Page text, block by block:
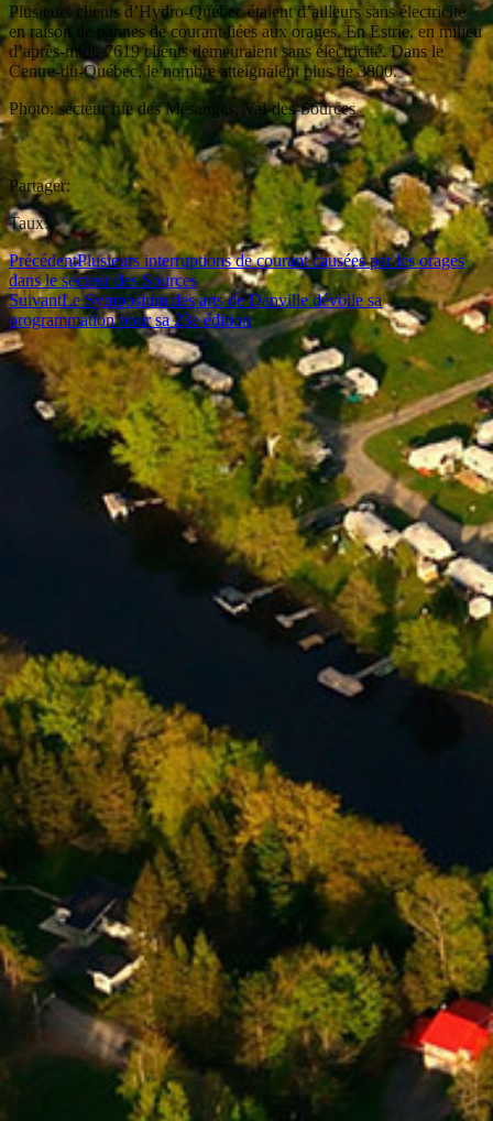
Plusieurs clients d’Hydro-Québec étaient d’ailleurs sans électricité
en raison de pannes de courant liées aux orages. En Estrie, en milieu
d’après-midi, 7619 clients demeuraient sans électricité. Dans le
Centre-du-Québec, le nombre atteignaient plus de 3800.
Photo: secteur rue des Mésanges, Val-des-Sources
Partager:
Taux:
PrécédentPlusieurs interruptions de courant causées par les orages
dans le secteur des Sources
SuivantLe Symposium des arts de Danville dévoile sa
programmation pour sa 23e édition